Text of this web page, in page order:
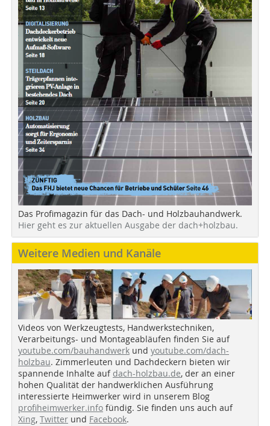
Das Profimagazin für das Dach- und Holzbauhandwerk.
Hier geht es zur aktuellen Ausgabe der dach+holzbau.
Weitere Medien und Kanäle
Videos von Werkzeugtests, Handwerkstechniken,
Verarbeitungs- und Montageabläufen finden Sie auf
youtube.com/bauhandwerk und youtube.com/dach-
holzbau. Zimmerleuten und Dachdeckern bieten wir
spannende Inhalte auf dach-holzbau.de, der an einer
hohen Qualität der handwerklichen Ausführung
interessierte Heimwerker wird in unserem Blog
profiheimwerker.info fündig. Sie finden uns auch auf
Xing, Twitter und Facebook.